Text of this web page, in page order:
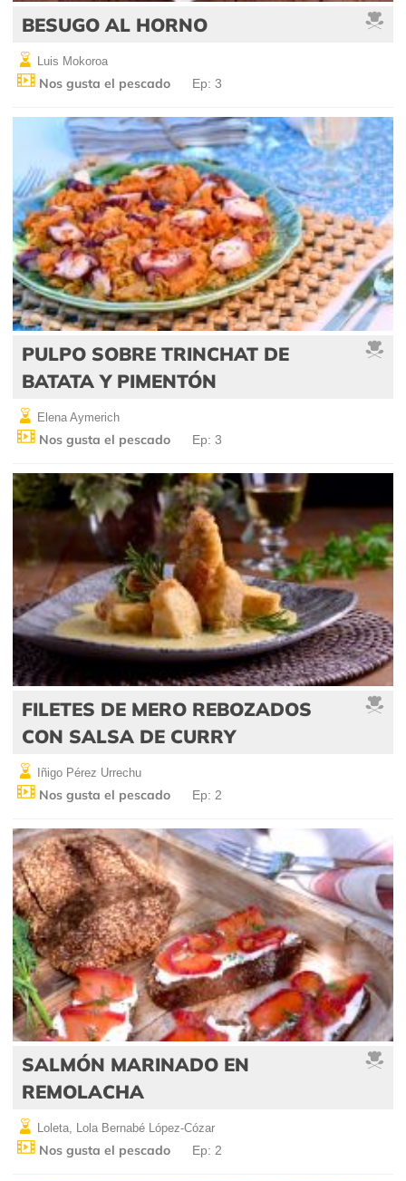
BESUGO AL HORNO
Luis Mokoroa
Nos gusta el pescado Ep: 3
PULPO SOBRE TRINCHAT DE
BATATA Y PIMENTÓN
Elena Aymerich
Nos gusta el pescado Ep: 3
FILETES DE MERO REBOZADOS
CON SALSA DE CURRY
Iñigo Pérez Urrechu
Nos gusta el pescado Ep: 2
SALMÓN MARINADO EN
REMOLACHA
Loleta, Lola Bernabé López-Cózar
Nos gusta el pescado Ep: 2